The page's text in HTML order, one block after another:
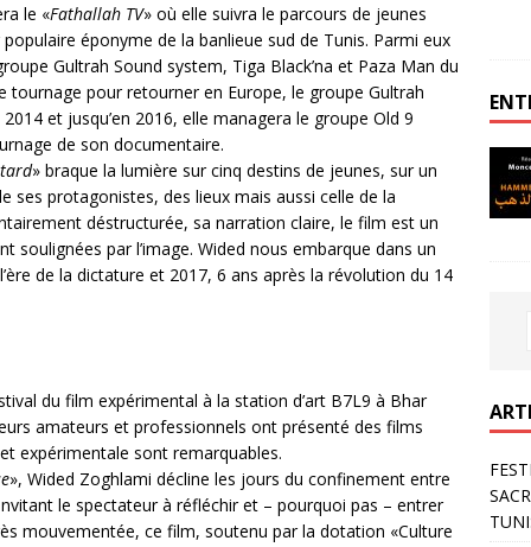
le «Fathallah TV» où elle suivra le parcours de jeunes
éponyme de la banlieue sud de Tunis. Parmi eux
Gultrah Sound system, Tiga Black’na et Paza Man du
tournage pour retourner en Europe, le groupe Gultrah
et jusqu’en 2016, elle managera le groupe Old 9
de son documentaire.
» braque la lumière sur cinq destins de jeunes, sur un
ses protagonistes, des lieux mais aussi celle de la
déstructurée, sa narration claire, le film est un
soulignées par l’image. Wided nous embarque dans un
de la dictature et 2017, 6 ans après la révolution du 14
du film expérimental à la station d’art B7L9 à Bhar
amateurs et professionnels ont présenté des films
expérimentale sont remarquables.
», Wided Zoghlami décline les jours du confinement entre
le spectateur à réfléchir et – pourquoi pas – entrer
mouvementée, ce film, soutenu par la dotation «Culture